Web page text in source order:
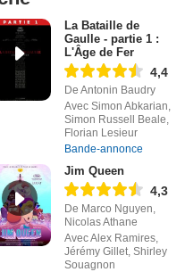
La Bataille de
Gaulle - partie 1 :
L'Âge de Fer
4,4
De Antonin Baudry
Avec Simon Abkarian,
Simon Russell Beale,
Florian Lesieur
Bande-annonce
Jim Queen
4,3
De Marco Nguyen,
Nicolas Athane
Avec Alex Ramires,
Jérémy Gillet, Shirley
Souagnon